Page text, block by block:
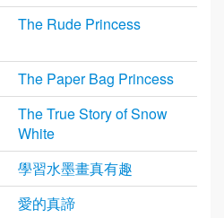
The Rude Princess
The Paper Bag Princess
The True Story of Snow
White
學習水墨畫真有趣
愛的真諦